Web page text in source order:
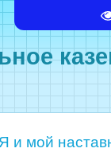
и мой